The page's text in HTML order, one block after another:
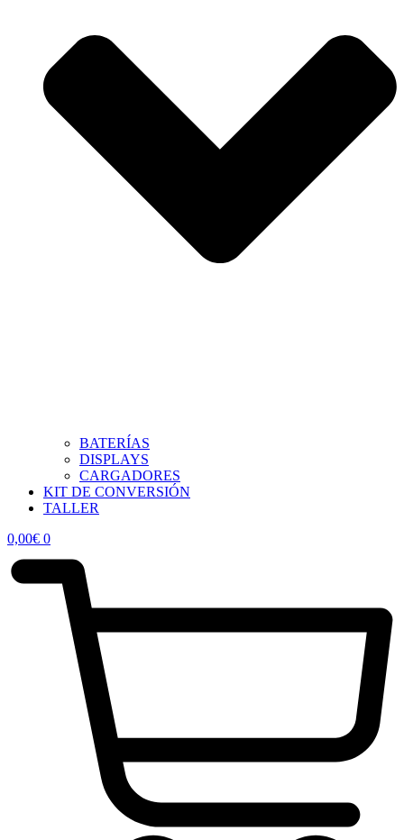
BATERÍAS
DISPLAYS
CARGADORES
KIT DE CONVERSIÓN
TALLER
0,00€ 0